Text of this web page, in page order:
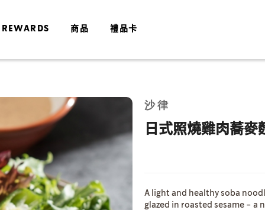
商品 禮品卡
Skip
end
沙律
日式照燒雞肉蕎麥
A light and healthy soba
glazed in roasted sesame - a